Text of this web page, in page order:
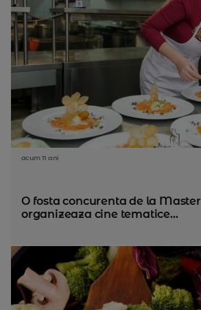
acum 11 ani
O fosta concurenta de la
organizeaza cine tematice...